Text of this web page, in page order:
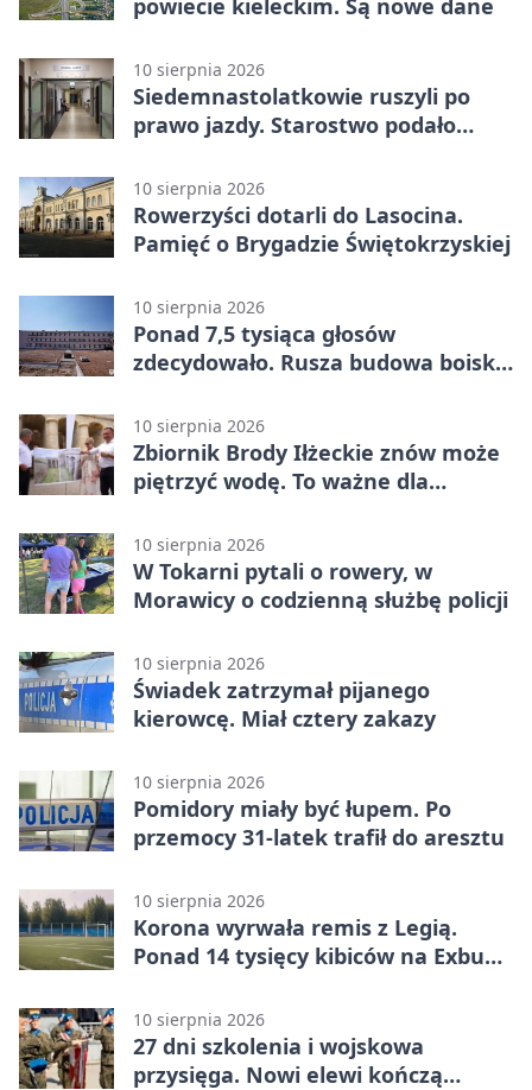
10 sierpnia 2026
Siedemnastolatkowie ruszyli po
prawo jazdy. Starostwo podało
10 sierpnia 2026
Rowerzyści dotarli do Lasocina.
Pamięć o Brygadzie Świętokrzyskiej
10 sierpnia 2026
Ponad 7,5 tysiąca głosów
zdecydowało. Rusza budowa boisk
10 sierpnia 2026
Zbiornik Brody Iłżeckie znów może
piętrzyć wodę. To ważne dla
10 sierpnia 2026
W Tokarni pytali o rowery, w
Morawicy o codzienną służbę policji
10 sierpnia 2026
Świadek zatrzymał pijanego
kierowcę. Miał cztery zakazy
10 sierpnia 2026
Pomidory miały być łupem. Po
przemocy 31-latek trafił do aresztu
10 sierpnia 2026
Korona wyrwała remis z Legią.
Ponad 14 tysięcy kibiców na Exbud
10 sierpnia 2026
27 dni szkolenia i wojskowa
przysięga. Nowi elewi kończą